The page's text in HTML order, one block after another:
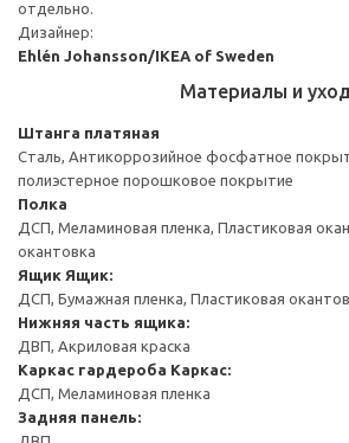
отдельно.
Дизайнер:
Ehlén Johansson/IKEA of Sweden
Материалы и
Штанга платяная
Сталь, Антикоррозийное фосфатное
полиэстерное порошковое покрытие
Полка
ДСП, Меламиновая пленка, Пластиковая
окантовка
Ящик Ящик:
ДСП, Бумажная пленка, Пластиковая
Нижняя часть ящика:
ДВП, Акриловая краска
Каркас гардероба Каркас:
ДСП, Меламиновая пленка
Задняя панель: